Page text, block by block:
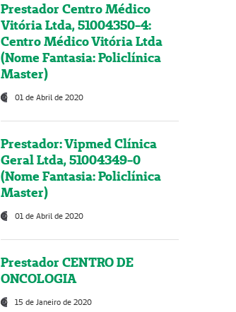
Prestador Centro Médico
Vitória Ltda, 51004350-4:
Centro Médico Vitória Ltda
(Nome Fantasia: Policlínica
Master)
01 de Abril de 2020
Prestador: Vipmed Clínica
Geral Ltda, 51004349-0
(Nome Fantasia: Policlínica
Master)
01 de Abril de 2020
Prestador CENTRO DE
ONCOLOGIA
15 de Janeiro de 2020